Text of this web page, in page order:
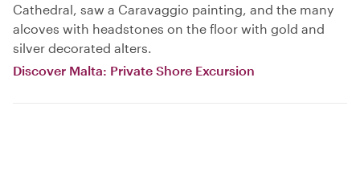
Cathedral, saw a Caravaggio painting, and the many
alcoves with headstones on the floor with gold and
silver decorated alters.
Discover Malta: Private Shore Excursion